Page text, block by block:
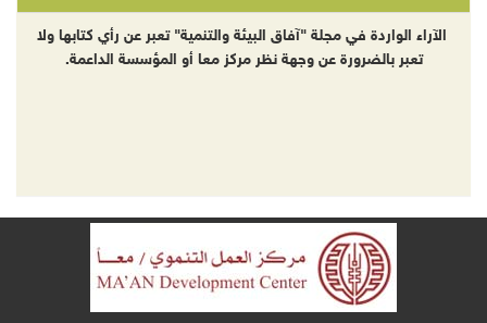
الآراء الواردة في مجلة "آفاق البيئة والتنمية" تعبر عن رأي كتابها ولا
تعبر بالضرورة عن وجهة نظر مركز معا أو المؤسسة الداعمة.